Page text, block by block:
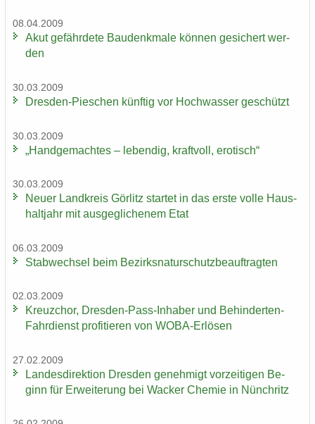
08.04.2009
Akut ge­fähr­de­te Bau­denk­ma­le kön­nen ge­si­chert wer­
den
30.03.2009
Dresden-​Pieschen künf­tig vor Hoch­was­ser ge­schützt
30.03.2009
„Hand­ge­mach­tes – le­ben­dig, kraft­voll, ero­tisch“
30.03.2009
Neuer Land­kreis Gör­litz star­tet in das erste volle Haus­
halt­jahr mit aus­ge­gli­che­nem Etat
06.03.2009
Stab­wech­sel beim Be­zirks­na­tur­schutz­be­auf­trag­ten
02.03.2009
Kreuz­chor, Dresden-​Pass-Inhaber und Behinderten-​
Fahrdienst pro­fi­tie­ren von WOBA-​Erlösen
27.02.2009
Lan­des­di­rek­ti­on Dres­den ge­neh­migt vor­zei­ti­gen Be­
ginn für Er­wei­te­rung bei Wa­cker Che­mie in Nün­chritz